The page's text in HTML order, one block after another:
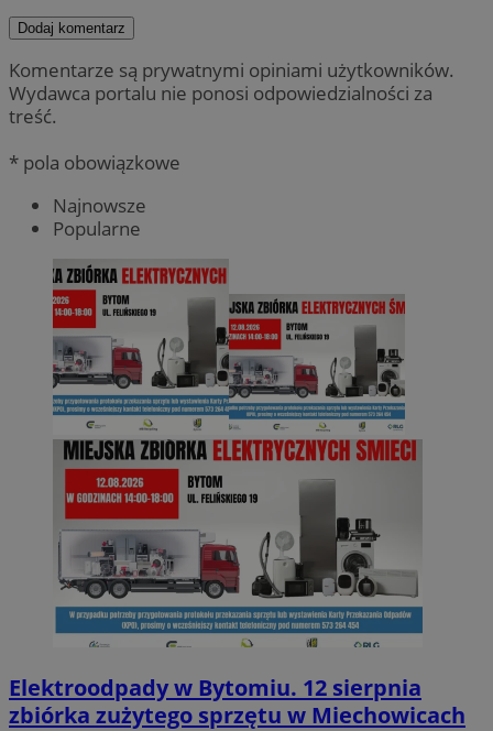
Dodaj komentarz
Komentarze są prywatnymi opiniami użytkowników.
Wydawca portalu nie ponosi odpowiedzialności za
treść.
* pola obowiązkowe
Najnowsze
Popularne
Elektroodpady w Bytomiu. 12 sierpnia
zbiórka zużytego sprzętu w Miechowicach